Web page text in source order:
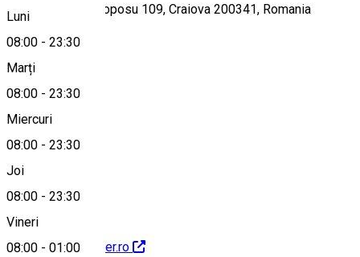
Luni
08:00 - 23:30
Marți
08:00 - 23:30
Miercuri
08:00 - 23:30
Joi
08:00 - 23:30
Vineri
08:00 - 01:00
Strada Corneliu Coposu 109, Craiova 200341, Romania
Hartă
https://www.planter.ro